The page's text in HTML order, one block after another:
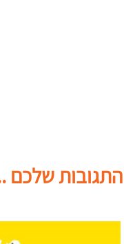
התגובות שלכם